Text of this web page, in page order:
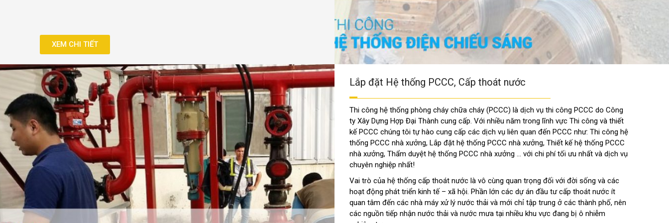
XEM CHI TIẾT
Lắp đặt Hệ thống PCCC, Cấp thoát nước
Thi công hệ thống phòng cháy chữa cháy (PCCC) là dịch vụ thi công PCCC do Công
ty Xây Dựng Hợp Đại Thành cung cấp. Với nhiều năm trong lĩnh vực Thi công và thiết
kế PCCC chúng tôi tự hào cung cấp các dịch vụ liên quan đến PCCC như: Thi công hệ
thống PCCC nhà xưởng, Lắp đặt hệ thống PCCC nhà xưởng, Thiết kế hệ thống PCCC
nhà xưởng, Thẩm duyệt hệ thống PCCC nhà xưởng … với chi phí tối ưu nhất và dịch vụ
chuyên nghiệp nhất!
Vai trò của hệ thống cấp thoát nước là vô cùng quan trọng đối với đời sống và các
hoạt động phát triển kinh tế – xã hội. Phần lớn các dự án đầu tư cấp thoát nước ít
quan tâm đến các nhà máy xử lý nước thải và mới chỉ tập trung ở các thành phố, nên
các nguồn tiếp nhận nước thải và nước mưa tại nhiều khu vực đang bị ô nhiễm